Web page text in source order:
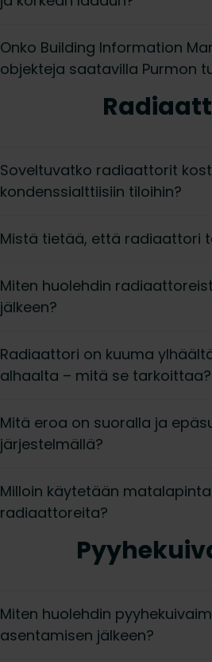
Onko Building Information
objekteja saatavilla Purmon
Soveltuvatko radiaattorit
kondenssialttiisiin tiloihin?
Mistä tietää, että radiaattori
Miten huolehdin
jälkeen?
Radiaattori on kuuma
alhaalta – mitä se tarkoittaa?
Mitä eroa on suoralla ja
järjestelmällä?
Milloin käytetään
radiaattoreita?
Miten huolehdin
asentamisen jälkeen?